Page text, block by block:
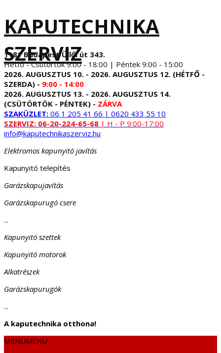
KAPUTECHNIKA
SZERVIZ
1181 Budapest Üllői út 343.
Hétfő - Csütörtök 9:00 - 18:00 | Péntek 9:00 - 15:00
2026. AUGUSZTUS 10. - 2026. AUGUSZTUS 12. (HÉTFŐ -
SZERDA) - 9:00 - 14:00
2026. AUGUSZTUS 13. - 2026. AUGUSZTUS 14.
(CSÜTÖRTÖK - PÉNTEK) - ZÁRVA
SZAKÜZLET: 06 1 205 41 66 | 0620 433 55 10
SZERVIZ: 06-20-224-65-68 | H - P 9:00-17:00
info@kaputechnikaszerviz.hu
Elektromos kapunyitó javítás
Kapunyitó telepítés
Garázskapujavítás
Garázskapurugó csere
...
Kapunyitó szettek
Kapunyitó motorok
Alkatrészek
Garázskapurugók
...
A kaputechnika otthona!
MENÜMENÜ